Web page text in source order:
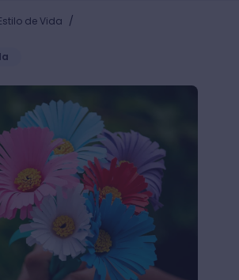
de Vida /
flores de papel? 5 diseños fáciles y